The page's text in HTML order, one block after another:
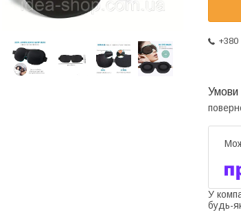
+380
У
будь-